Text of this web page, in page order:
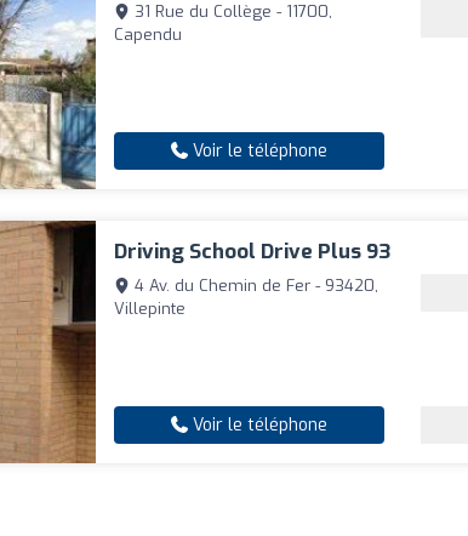
31 Rue du Collège - 11700,
Capendu
Voir le téléphone
Driving School Drive Plus 93
4 Av. du Chemin de Fer - 93420,
Villepinte
Voir le téléphone